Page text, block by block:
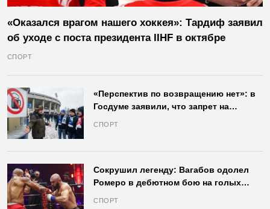
«Оказался врагом нашего хоккея»: Тардиф заявил
об уходе с поста президента IIHF в октябре
СПОРТ
«Перспектив по возвращению нет»: в
Госдуме заявили, что запрет на
СПОРТ
Сокрушил легенду: Вагабов одолел
Ромеро в дебютном бою на голых
СПОРТ